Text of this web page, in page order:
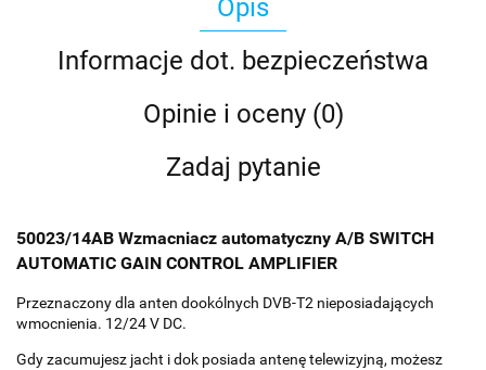
Opis
Informacje dot. bezpieczeństwa
Opinie i oceny (0)
Zadaj pytanie
50023/14AB Wzmacniacz automatyczny A/B SWITCH
AUTOMATIC GAIN CONTROL AMPLIFIER
Przeznaczony dla anten dookólnych DVB-T2 nieposiadających
wmocnienia. 12/24 V DC.
Gdy zacumujesz jacht i dok posiada antenę telewizyjną, możesz